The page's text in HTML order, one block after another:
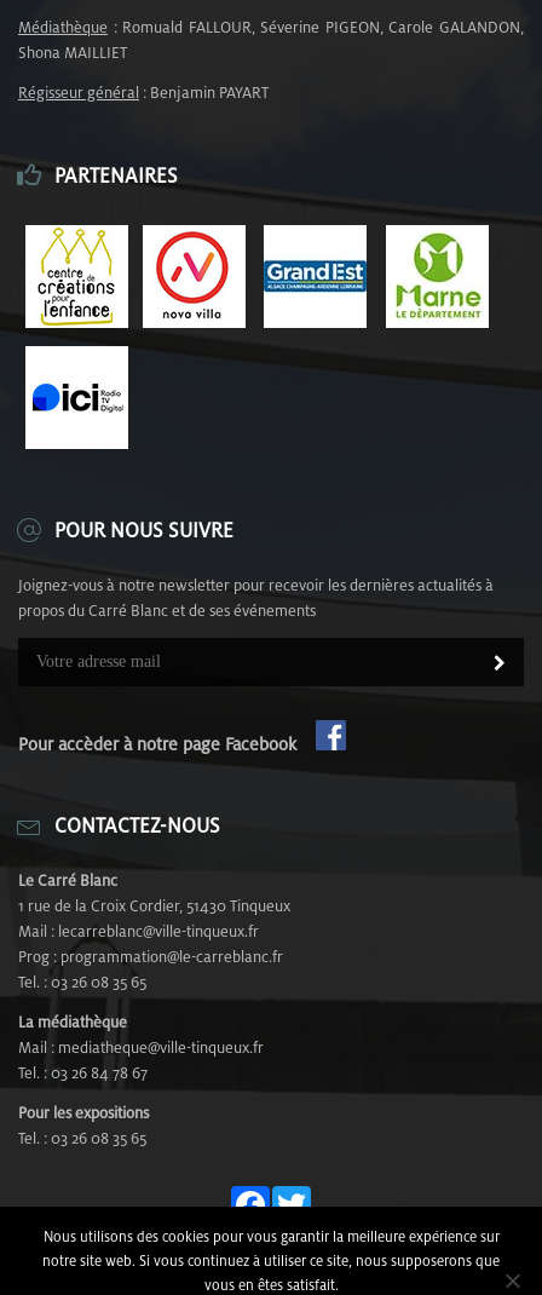
Médiathèque : Romuald FALLOUR, Séverine PIGEON, Carole GALANDON,
Shona MAILLIET
Régisseur général : Benjamin PAYART
PARTENAIRES
POUR NOUS SUIVRE
Joignez-vous à notre newsletter pour recevoir les dernières actualités à
propos du Carré Blanc et de ses événements
Pour accèder à notre page Facebook
CONTACTEZ-NOUS
Le Carré Blanc
1 rue de la Croix Cordier, 51430 Tinqueux
Mail : lecarreblanc@ville-tinqueux.fr
Prog : programmation@le-carreblanc.fr
Tel. : 03 26 08 35 65
La médiathèque
Mail : mediatheque@ville-tinqueux.fr
Tel. : 03 26 84 78 67
Pour les expositions
Tel. : 03 26 08 35 65
Fa
ce
bo
T
wi
tt
© Le Carré Blanc - Rue de la Croix Cordier, 51430 Tinqueux -
Tél. 03 26 08 35 65 - Mentions Légales -Plan du site-
Nous utilisons des cookies pour vous garantir la meilleure expérience sur
notre site web. Si vous continuez à utiliser ce site, nous supposerons que
vous en êtes satisfait.